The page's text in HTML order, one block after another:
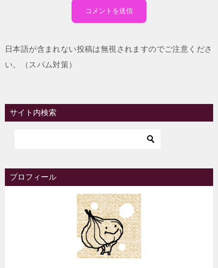
日本語が含まれない投稿は無視されますのでご注意くださ
い。（スパム対策）
サイト内検索
プロフィール